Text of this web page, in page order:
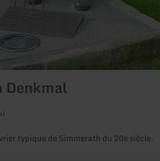
Denkmal
typique de Simmerath du 20e siècle.